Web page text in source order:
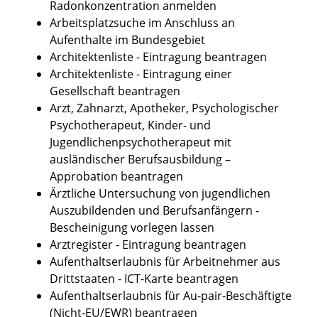
Radonkonzentration anmelden
Arbeitsplatzsuche im Anschluss an
Aufenthalte im Bundesgebiet
Architektenliste - Eintragung beantragen
Architektenliste - Eintragung einer
Gesellschaft beantragen
Arzt, Zahnarzt, Apotheker, Psychologischer
Psychotherapeut, Kinder- und
Jugendlichenpsychotherapeut mit
ausländischer Berufsausbildung –
Approbation beantragen
Ärztliche Untersuchung von jugendlichen
Auszubildenden und Berufsanfängern -
Bescheinigung vorlegen lassen
Arztregister - Eintragung beantragen
Aufenthaltserlaubnis für Arbeitnehmer aus
Drittstaaten - ICT-Karte beantragen
Aufenthaltserlaubnis für Au-pair-Beschäftigte
(Nicht-EU/EWR) beantragen